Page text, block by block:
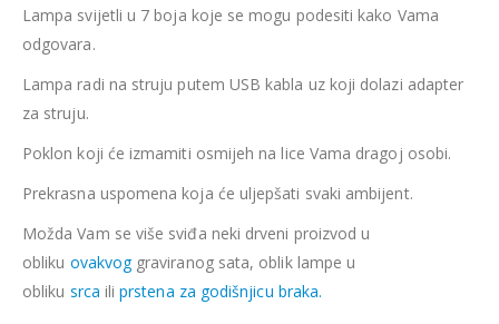
Lampa svijetli u 7 boja koje se mogu podesiti kako Vama
odgovara.
Lampa radi na struju putem USB kabla uz koji dolazi adapter
za struju.
Poklon koji će izmamiti osmijeh na lice Vama dragoj osobi.
Prekrasna uspomena koja će uljepšati svaki ambijent.
Možda Vam se više sviđa neki drveni proizvod u
obliku ovakvoggraviranog sata, oblik lampe u
obliku srca iliprstena za godišnjicu braka.